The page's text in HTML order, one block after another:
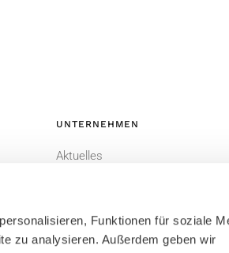
Funktionen für soziale
zu analysieren. Außerdem geben wir
UNTERNEHMEN
Aktuelles
Bildnachweis